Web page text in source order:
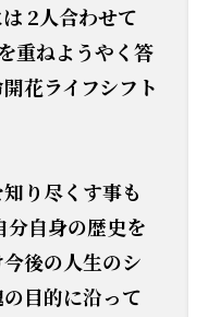
2人合わせて
重ねようやく答
花ライフシフト
り尽くす事も
分自身の歴史を
後の人生のシ
目的に沿って